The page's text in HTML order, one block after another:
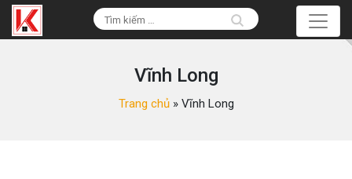
Vĩnh Long
Trang chủ» Vĩnh Long